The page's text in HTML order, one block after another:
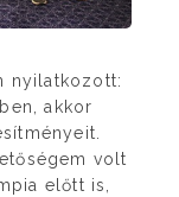
nyilatkozott:
akkor
volt
előtt is,